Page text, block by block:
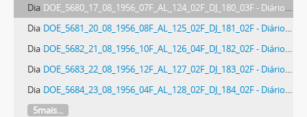
Dia DOE_5680_17_08_1956_07F_AL_124_02F_DJ_180_03F - Diário Oficial do Estado de Santa Catarina. Ano 23. N° 5680 de 17/08/1956
Dia DOE_5681_20_08_1956_08F_AL_125_02F_DJ_181_02F - Diário Oficial do Estado de Santa Catarina. Ano 23. N° 5681 de 20/08/1956
Dia DOE_5682_21_08_1956_10F_AL_126_04F_DJ_182_02F - Diário Oficial do Estado de Santa Catarina. Ano 23. N° 5682 de 21/08/1956
Dia DOE_5683_22_08_1956_12F_AL_127_02F_DJ_183_02F - Diário Oficial do Estado de Santa Catarina. Ano 23. N° 5683 de 22/08/1956
Dia DOE_5684_23_08_1956_04F_AL_128_02F_DJ_184_02F - Diário Oficial do Estado de Santa Catarina. Ano 23. N° 5684 de 23/08/1956
5mais...